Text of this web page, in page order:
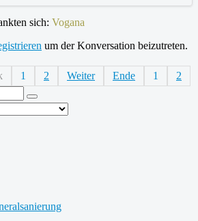
sich: Vogana
um der Konversation beizutreten.
1 2 Weiter Ende 1 2